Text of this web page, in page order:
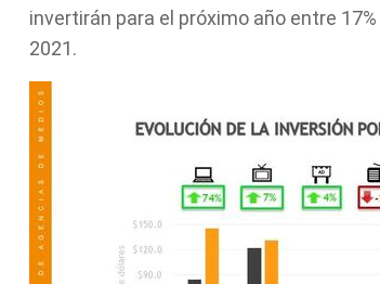
invertirán para el próximo año entre
2021.